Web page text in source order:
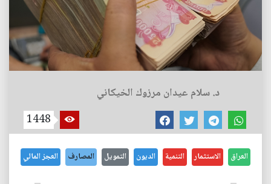
د. سلام عيدان مرزوك الخيكاني
1448
العراق الاستثمار التنمية الديون التمويل المصارف العجز المالي